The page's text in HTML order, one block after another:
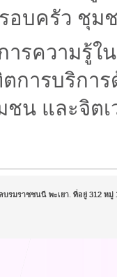
อบครัว ชุม
ารความรู้ใ
ารบริการ
น และจิตเ
รมราชชนนี พะเยา. ที่อยู่ 312 หมู่